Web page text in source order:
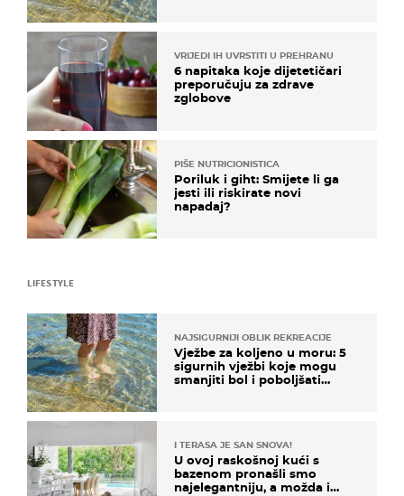
VRIJEDI IH UVRSTITI U PREHRANU
6 napitaka koje dijetetičari
preporučuju za zdrave
zglobove
PIŠE NUTRICIONISTICA
Poriluk i giht: Smijete li ga
jesti ili riskirate novi
napadaj?
LIFESTYLE
NAJSIGURNIJI OBLIK REKREACIJE
Vježbe za koljeno u moru: 5
sigurnih vježbi koje mogu
smanjiti bol i poboljšati
I TERASA JE SAN SNOVA!
U ovoj raskošnoj kući s
bazenom pronašli smo
najelegantniju, a možda i